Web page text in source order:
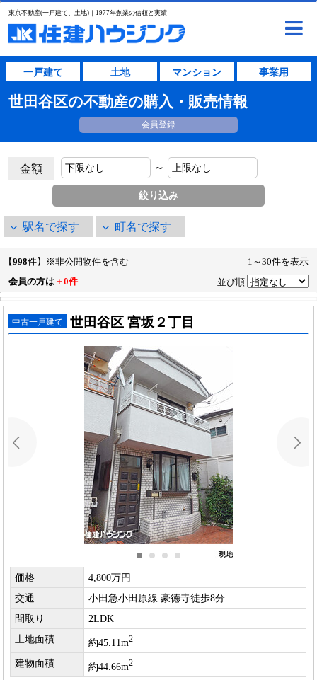
東京不動産(一戸建て、土地)｜1977年創業の信頼と実績
一戸建て 土地 マンション 事業用
世田谷区の不動産の購入・販売情報
会員登録
金額 ～
駅名で探す 町名で探す
【998件】※非公開物件を含む
1～30件を表示
会員の方は ＋0件 並び順
中古一戸建て 世田谷区 宮坂２丁目
価格
4,800万円
交通
小田急小田原線 豪徳寺徒歩8分
間取り
2LDK
土地面積
約45.11m2
建物面積 約44.66m2